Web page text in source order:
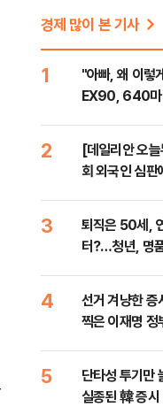
경제 많이 본 기사
1
"아빠, 왜 이
EX90, 640마
2
[데일리안 오
회 외국인 심판
이닉스 프리마
점화, 김민석 "
99%" 등
3
퇴직은 50세,
터?…청년, 명
4
선거 겨냥한
찍은 이재명 정
5
단타성 투기만
실종된 韓 증시